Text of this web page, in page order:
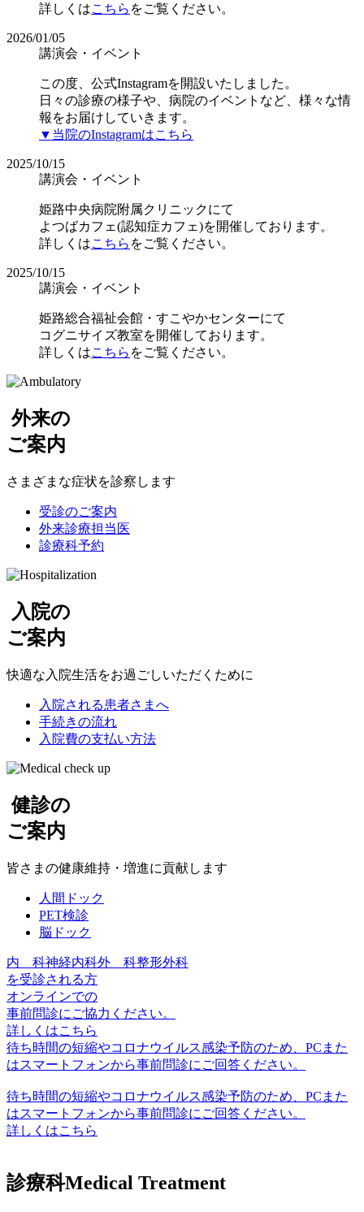
詳しくはこちら をご覧ください。
2026/01/05
講演会・イベント
この度、公式Instagramを開設いたしました。
日々の診療の様子や、病院のイベントなど、様々な情
報をお届けしていきます。
▼当院のInstagramはこちら
2025/10/15
講演会・イベント
姫路中央病院附属クリニックにて
よつばカフェ(認知症カフェ)を開催しております。
詳しくはこちら をご覧ください。
2025/10/15
講演会・イベント
姫路総合福祉会館・すこやかセンターにて
コグニサイズ教室を開催しております。
詳しくはこちら をご覧ください。
外来の
ご案内
さまざまな症状を診察します
受診のご案内
外来診療担当医
診療科予約
入院の
ご案内
快適な入院生活をお過ごしいただくために
入院される患者さまへ
手続きの流れ
入院費の支払い方法
健診の
ご案内
皆さまの健康維持・ 増進に貢献します
人間ドック
PET検診
脳ドック
内 科神経内科外 科整形外科
を受診される方
オンラインでの
事前問診に ご協力ください。
詳しくはこちら
待ち時間の短縮やコロナウイルス感染予防のため、PCまた
はスマートフォンから事前問診に ご回答ください。
待ち時間の短縮やコロナウイルス感染予防のため、PCまた
はスマートフォンから事前問診にご回答ください。
詳しくはこちら
診療科Medical Treatment